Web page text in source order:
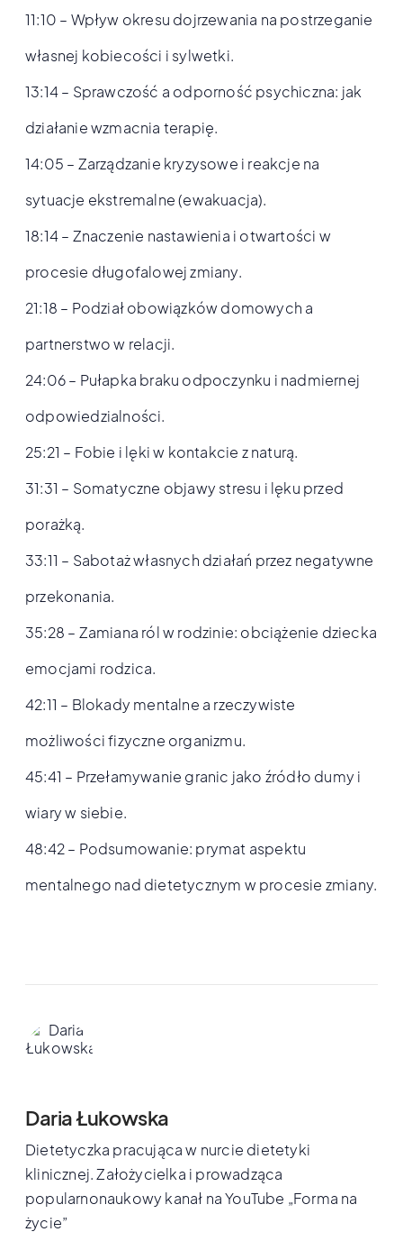
11:10 – Wpływ okresu dojrzewania na postrzeganie
własnej kobiecości i sylwetki.
13:14 – Sprawczość a odporność psychiczna: jak
działanie wzmacnia terapię.
14:05 – Zarządzanie kryzysowe i reakcje na
sytuacje ekstremalne (ewakuacja).
18:14 – Znaczenie nastawienia i otwartości w
procesie długofalowej zmiany.
21:18 – Podział obowiązków domowych a
partnerstwo w relacji.
24:06 – Pułapka braku odpoczynku i nadmiernej
odpowiedzialności.
25:21 – Fobie i lęki w kontakcie z naturą.
31:31 – Somatyczne objawy stresu i lęku przed
porażką.
33:11 – Sabotaż własnych działań przez negatywne
przekonania.
35:28 – Zamiana ról w rodzinie: obciążenie dziecka
emocjami rodzica.
42:11 – Blokady mentalne a rzeczywiste
możliwości fizyczne organizmu.
45:41 – Przełamywanie granic jako źródło dumy i
wiary w siebie.
48:42 – Podsumowanie: prymat aspektu
mentalnego nad dietetycznym w procesie zmiany.
Daria Łukowska
Dietetyczka pracująca w nurcie dietetyki
klinicznej. Założycielka i prowadząca
popularnonaukowy kanał na YouTube „Forma na
życie”